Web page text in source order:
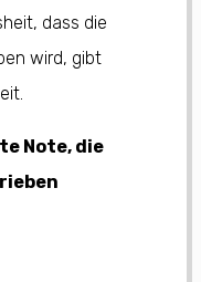
dass die
wird, gibt
Note, die